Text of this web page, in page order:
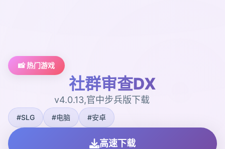
📸 热门游戏
社群审查DX
v4.0.13,官中步兵版下载
#SLG #电脑 #安卓
高速下载